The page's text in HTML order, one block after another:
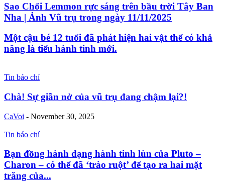
Sao Chổi Lemmon rực sáng trên bầu trời Tây Ban
Nha | Ảnh Vũ trụ trong ngày 11/11/2025
Một cậu bé 12 tuổi đã phát hiện hai vật thể có khả
năng là tiểu hành tinh mới.
Tin báo chí
Chà! Sự giãn nở của vũ trụ đang chậm lại?!
CaVoi - November 30, 2025
Tin báo chí
Bạn đồng hành dạng hành tinh lùn của Pluto –
Charon – có thể đã ‘trào ruột’ để tạo ra hai mặt
trăng của...